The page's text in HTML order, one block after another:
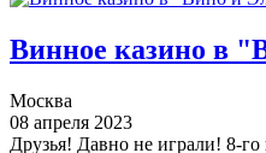
Винное казино в
Москва
08 апреля 2023
Друзья! Давно не играли! 8-